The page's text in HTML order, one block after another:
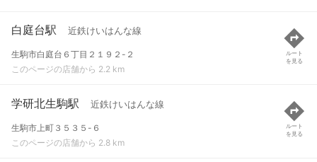
白庭台駅 近鉄けいはんな線
生駒市白庭台６丁目２１９２-２
このページの店舗から 2.2 km
ルート
を見る
学研北生駒駅 近鉄けいはんな線
生駒市上町３５３５-６
このページの店舗から 2.8 km
ルート
を見る